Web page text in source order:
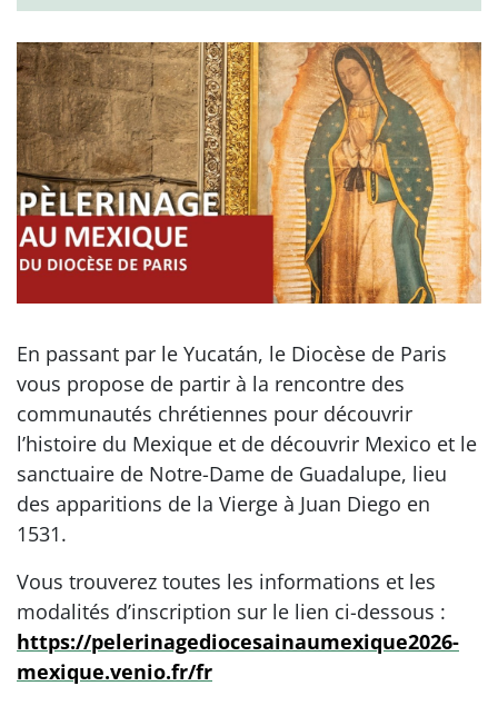
En passant par le Yucatán, le Diocèse de Paris
vous propose de partir à la rencontre des
communautés chrétiennes pour découvrir
l’histoire du Mexique et de découvrir Mexico et le
sanctuaire de Notre-Dame de Guadalupe, lieu
des apparitions de la Vierge à Juan Diego en
1531.
Vous trouverez toutes les informations et les
modalités d’inscription sur le lien ci-dessous :
https://pelerinagediocesainaumexique2026-
mexique.venio.fr/fr